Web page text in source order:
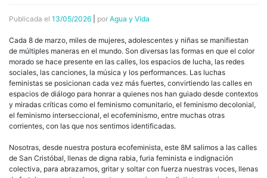
Publicada el 13/05/2026 por Agua y Vida
Cada 8 de marzo, miles de mujeres, adolescentes y niñas se manifiestan
de múltiples maneras en el mundo. Son diversas las formas en que el color
morado se hace presente en las calles, los espacios de lucha, las redes
sociales, las canciones, la música y los performances. Las luchas
feministas se posicionan cada vez más fuertes, convirtiendo las calles en
espacios de diálogo para honrar a quienes nos han guiado desde contextos
y miradas críticas como el feminismo comunitario, el feminismo decolonial,
el feminismo interseccional, el ecofeminismo, entre muchas otras
corrientes, con las que nos sentimos identificadas.
Nosotras, desde nuestra postura ecofeminista, este 8M salimos a las calles
de San Cristóbal, llenas de digna rabia, furia feminista e indignación
colectiva, para abrazarnos, gritar y soltar con fuerza nuestras voces, llenas